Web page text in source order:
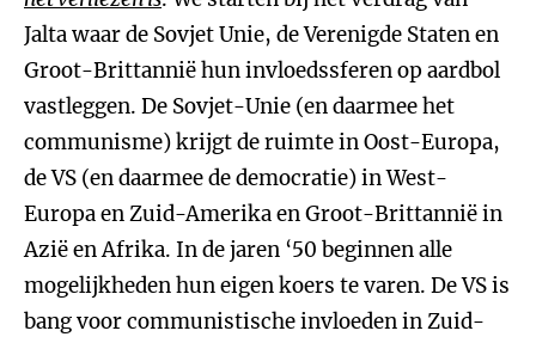
Jalta waar de Sovjet Unie, de Verenigde Staten en
Groot-Brittannië hun invloedssferen op aardbol
vastleggen. De Sovjet-Unie (en daarmee het
communisme) krijgt de ruimte in Oost-Europa,
de VS (en daarmee de democratie) in West-
Europa en Zuid-Amerika en Groot-Brittannië in
Azië en Afrika. In de jaren ‘50 beginnen alle
mogelijkheden hun eigen koers te varen. De VS is
bang voor communistische invloeden in Zuid-